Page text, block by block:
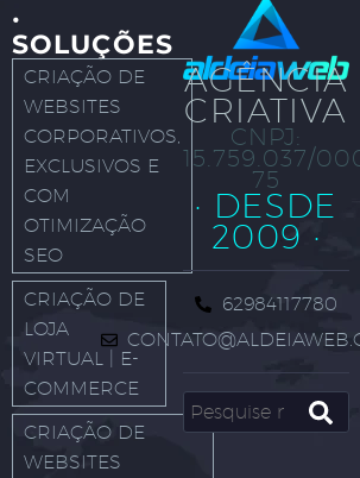
·
SOLUÇÕES
CRIAÇÃO DE
WEBSITES
CORPORATIVOS,
EXCLUSIVOS E
COM
OTIMIZAÇÃO
SEO
CRIAÇÃO DE
LOJA
VIRTUAL | E-
COMMERCE
CRIAÇÃO DE
WEBSITES
AGÊNCIA
CRIATIVA
CNPJ:
15.759.037/
75
· DESDE
2009 ·
62984117780